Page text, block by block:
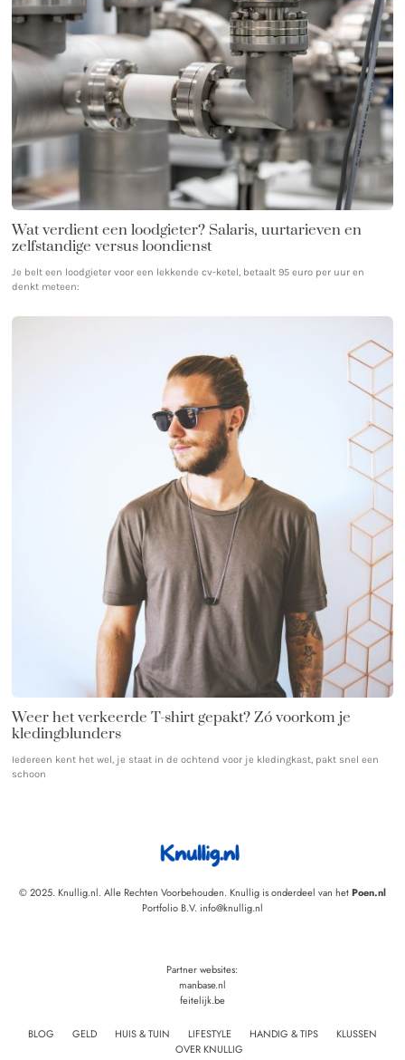
Wat verdient een loodgieter? Salaris, uurtarieven en
zelfstandige versus loondienst
Je belt een loodgieter voor een lekkende cv-ketel, betaalt 95 euro per uur en
denkt meteen:
Weer het verkeerde T-shirt gepakt? Zó voorkom je
kledingblunders
Iedereen kent het wel, je staat in de ochtend voor je kledingkast, pakt snel een
schoon
© 2025. Knullig.nl. Alle Rechten Voorbehouden. Knullig is onderdeel van hetPoen.nl
Portfolio B.V. info@knullig.nl
Partner websites:
manbase.nl
feitelijk.be
BLOG GELD HUIS & TUIN LIFESTYLE HANDIG & TIPS
KLUSSEN
OVER KNULLIG